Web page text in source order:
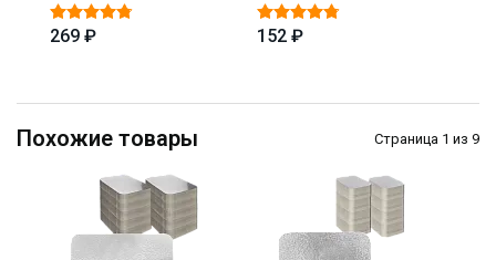
269 ₽ 152 ₽
Похожие товары Страница 1 из 9